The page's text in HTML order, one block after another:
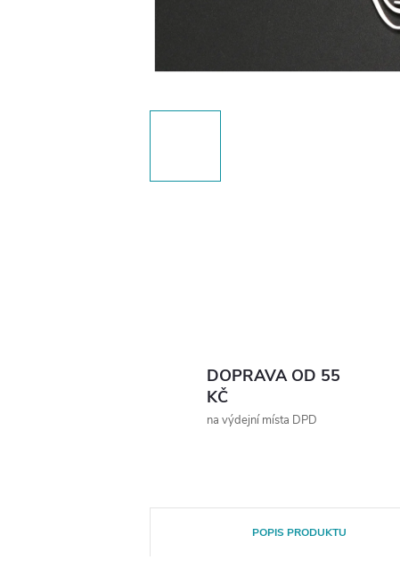
DOPRAVA OD 55
KČ
na výdejní místa DPD
POPIS PRODUKTU